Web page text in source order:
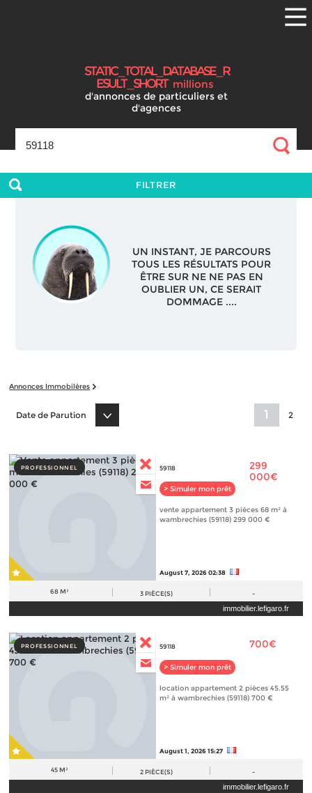
STAT
I
C_TOTA
L_DATABAS
E_R
ESUL
T_SHOR
T millions
d'annonces de particuliers et
d'agences
FILTRER
UN INSTANT, JE PARCOURS
TOUS LES RÉSULTATS POUR
ÊTRE SUR NE NE PAS EN
OUBLIER UN, CE SERAIT
DOMMAGE ....
Annonces Immobilères
1 2
Date de Parution
PROFESSIONNEL 59118
> Simuler mon prêt
299
000€
vente appartement 3 pièces 68 m² à
wambrechies (59118) 299 000 €
August 7, 2026 02:38
68 M² 3 PIÈCE(S) -
immobilier.lefigaro.fr
PROFESSIONNEL 59118
> Simuler mon prêt
700€
location appartement 2 pièces 45.55
m² à wambrechies (59118) 700 €
August 1, 2026 15:27
45 M² 2 PIÈCE(S) -
immobilier.lefigaro.fr